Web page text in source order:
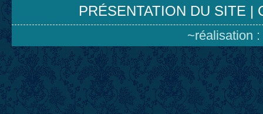
PRÉSENTATION DU SITE |
~réalisation